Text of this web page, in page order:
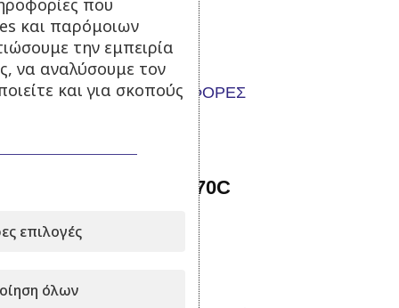
Σε απόθεμα
210,00 € 160,00€ με Φ.Π.Α.
Προσθήκη στο καλάθι
Αντλία ψεκασμού TF 70C
Σε απόθεμα
Προσθήκη στο καλάθι
και παρόμοιων
την εμπειρία
να αναλύσουμε τον
και για σκοπούς
επιλογές
όλων